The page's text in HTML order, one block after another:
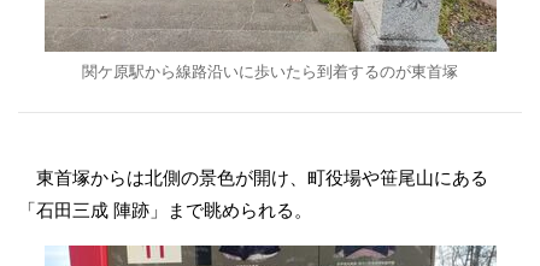
関ケ原駅から線路沿いに歩いたら到着するのが東首塚
東首塚からは北側の景色が開け、町役場や笹尾山にある
「石田三成 陣跡」まで眺められる。